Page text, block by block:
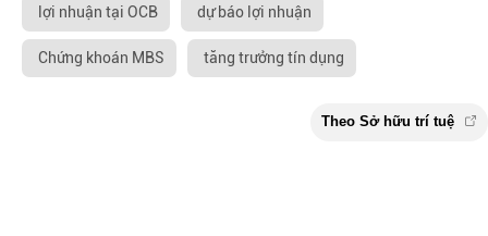
lợi nhuận tại OCB dự báo lợi nhuận
Chứng khoán MBS tăng trưởng tín dụng